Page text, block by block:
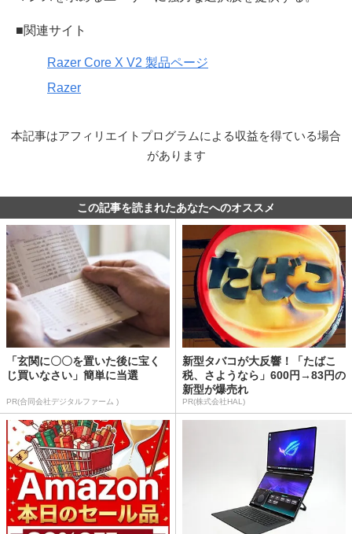
■関連サイト
Razer Core X V2 製品ページ
Razer
本記事はアフィリエイトプログラムによる収益を得ている場合
があります
この記事を読まれたあなたへのオススメ
「玄関に〇〇を置いた後に宝く
じ買いなさい」簡単に当選
PR(合同会社デジタルファーム )
新型タバコが大反響！「たばこ
税、さようなら」600円→83円の
新型が爆売れ
PR(株式会社HAL)